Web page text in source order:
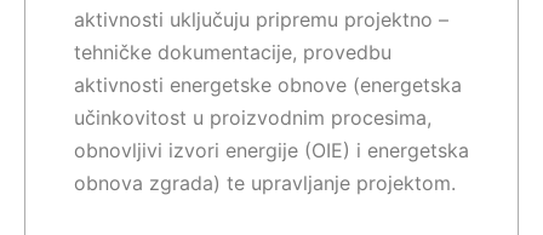
aktivnosti uključuju pripremu projektno –
tehničke dokumentacije, provedbu
aktivnosti energetske obnove (energetska
učinkovitost u proizvodnim procesima,
obnovljivi izvori energije (OIE) i energetska
obnova zgrada) te upravljanje projektom.